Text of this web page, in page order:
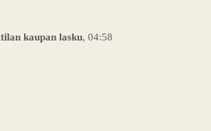
kaupan lasku, 04:58